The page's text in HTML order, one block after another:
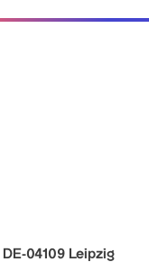
04109 Leipzig